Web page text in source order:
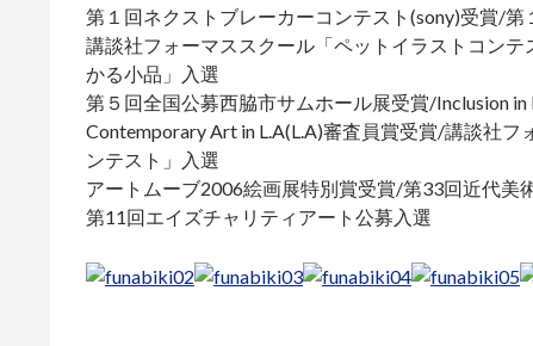
第１回ネクストブレーカーコンテスト(sony)受賞/
講談社フォーマススクール「ペットイラストコン
かる小品」入選
第５回全国公募西脇市サムホール展受賞/Inclusion in
Contemporary Art in L.A(L.A)審査員賞受賞/講談社
ンテスト」入選
アートムーブ2006絵画展特別賞受賞/第33回近代美
第11回エイズチャリティアート公募入選